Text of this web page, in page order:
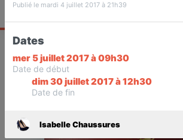
EVÉNÉMENT
Publié le mardi 4 juillet 2017 à 21h39
Dates
mer 5 juillet 2017 à 09h30
Date de début
dim 30 juillet 2017 à 12h30
Date de fin
Isabelle Chaussures